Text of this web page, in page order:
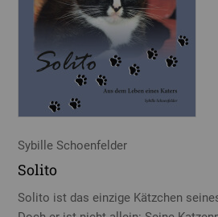
Sybille Schoenfelder
Solito
Solito ist das einzige Kätzchen